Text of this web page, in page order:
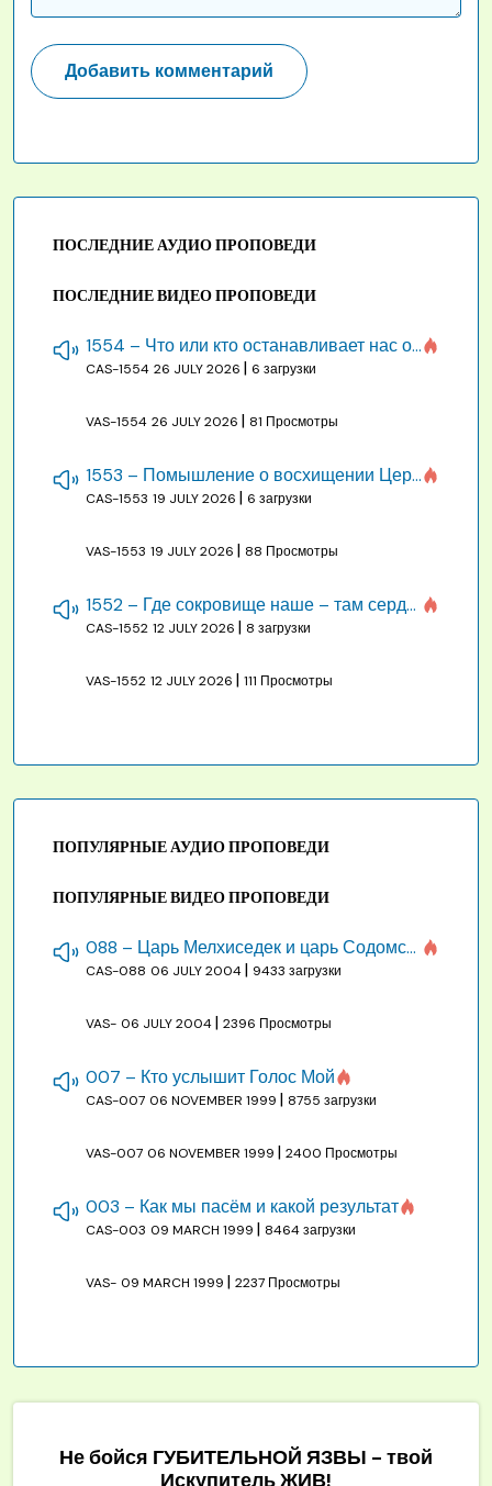
ПОСЛЕДНИЕ АУДИО ПРОПОВЕДИ
ПОСЛЕДНИЕ ВИДЕО ПРОПОВЕДИ
1554 – Что или кто останавливает нас от созидания строения Божия
CAS-1554 26 JULY 2026 | 6 загрузки
VAS-1554 26 JULY 2026 | 81 Просмотры
1553 – Помышление о восхищении Церкви на бракосочетании, во всякое время
CAS-1553 19 JULY 2026 | 6 загрузки
VAS-1553 19 JULY 2026 | 88 Просмотры
1552 – Где сокровище наше – там сердце, там помышления
CAS-1552 12 JULY 2026 | 8 загрузки
VAS-1552 12 JULY 2026 | 111 Просмотры
ПОПУЛЯРНЫЕ АУДИО ПРОПОВЕДИ
ПОПУЛЯРНЫЕ ВИДЕО ПРОПОВЕДИ
088 – Царь Мелхиседек и царь Содомский
CAS-088 06 JULY 2004| 9433 загрузки
VAS- 06 JULY 2004| 2396 Просмотры
007 – Кто услышит Голос Мой
CAS-007 06 NOVEMBER 1999 | 8755 загрузки
VAS-007 06 NOVEMBER 1999 | 2400 Просмотры
003 – Как мы пасём и какой результат
CAS-003 09 MARCH 1999 | 8464 загрузки
VAS- 09 MARCH 1999 | 2237 Просмотры
Не бойся ГУБИТЕЛЬНОЙ ЯЗВЫ - твой
Искупитель ЖИВ!